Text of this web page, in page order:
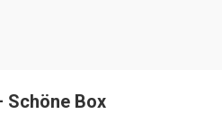
Schöne Box